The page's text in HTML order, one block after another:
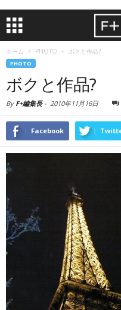
ホーム PHOTO ボクと作品?
PHOTO
ボクと作品?
By F+編集長- 2010年11月16日
Facebook